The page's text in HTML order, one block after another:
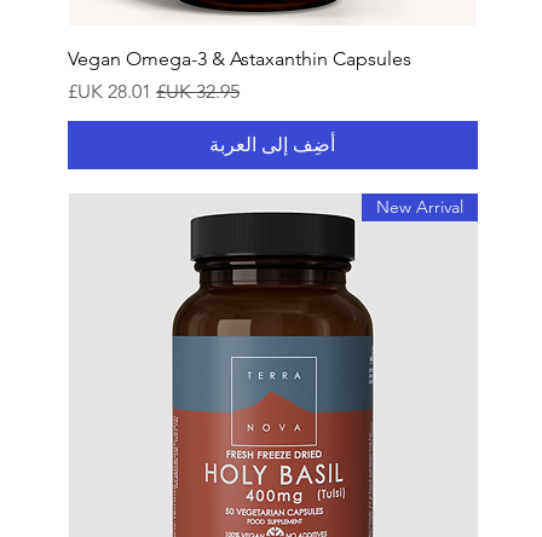
Vegan Omega-3 & Astaxanthin Capsules
سعر عادي سعر البيع
أضِف إلى العربة
New Arrival